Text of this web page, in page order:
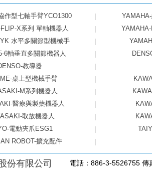
作型七軸手臂YCO1300 |
X系列 單軸機器人
|
水平多關節型機械手
|
6軸垂直多關節機器人
|
教導器
|
桌上型機械手臂
|
M系列機器人
|
醫療與製藥機器人
|
取放機器人
|
電動夾爪ESG1
|
ROBOT-擴充配件
|
份有限公司 電話：886-3-5526755